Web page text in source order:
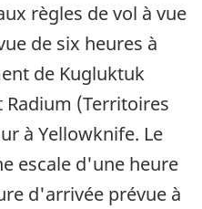
règles de vol à vue
de six heures à
de Kugluktuk
(Territoires
à Yellowknife. Le
escale d'une heure
d'arrivée prévue à